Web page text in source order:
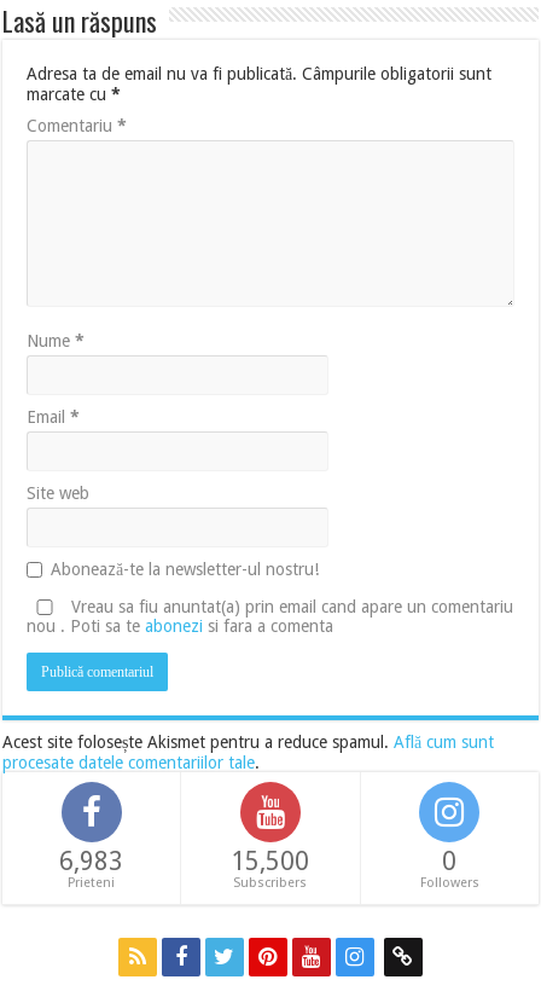
Lasă un răspuns
Adresa ta de email nu va fi publicată. Câmpurile obligatorii sunt
marcate cu*
Comentariu*
Nume*
Email*
Site web
Abonează-te la newsletter-ul nostru!
Vreau sa fiu anuntat(a) prin email cand apare un comentariu
nou . Poti sa teabonezi si fara a comenta
Acest site folosește Akismet pentru a reduce spamul.Află cum sunt
procesate datele comentariilor tale.
6,983
Prieteni
15,500
Subscribers
0
Followers